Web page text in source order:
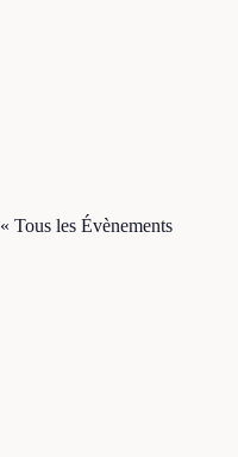
« Tous les Évènements